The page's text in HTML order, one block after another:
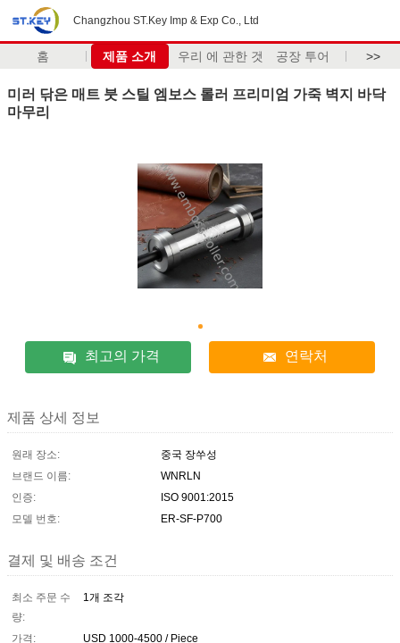
Changzhou ST.Key Imp & Exp Co., Ltd
홈 제품 소개 우리 에 관한 것 공장 투어 >>
미러 닦은 매트 붓 스틸 엠보스 롤러 프리미엄 가죽 벽지 바닥
마무리
최고의 가격 연락처
제품 상세 정보
원래 장소:
중국 장쑤성
브랜드 이름:
WNRLN
인증:
ISO 9001:2015
모델 번호:
ER-SF-P700
결제 및 배송 조건
최소 주문 수
량:
1개 조각
가격:
USD 1000-4500 / Piece